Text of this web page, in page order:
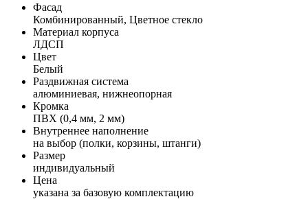
Фасад
Комбинированный, Цветное стекло
Материал корпуса
ЛДСП
Цвет
Белый
Раздвижная система
алюминиевая, нижнеопорная
Кромка
ПВХ (0,4 мм, 2 мм)
Внутреннее наполнение
на выбор (полки, корзины, штанги)
Размер
индивидуальный
Цена
указана за базовую комплектацию